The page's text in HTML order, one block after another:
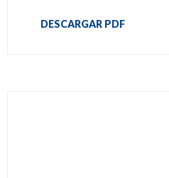
DESCARGAR PDF